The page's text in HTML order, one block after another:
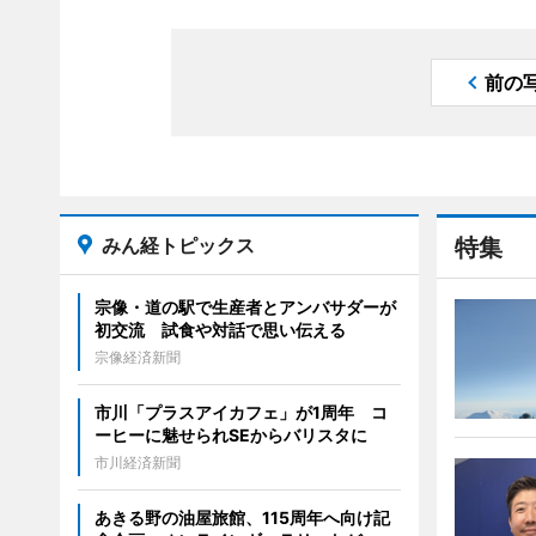
前の
特集
みん経トピックス
宗像・道の駅で生産者とアンバサダーが
初交流 試食や対話で思い伝える
宗像経済新聞
市川「プラスアイカフェ」が1周年 コ
ーヒーに魅せられSEからバリスタに
市川経済新聞
あきる野の油屋旅館、115周年へ向け記